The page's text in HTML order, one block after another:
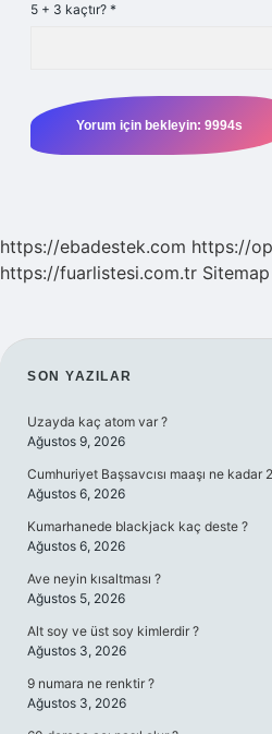
5 + 3 kaçtır? *
https://ebadestek.com https://
https://fuarlistesi.com.tr Sitemap
SIDEBAR
SON YAZILAR
Uzayda kaç atom var ?
Ağustos 9, 2026
Cumhuriyet Başsavcısı maaşı ne kadar
Ağustos 6, 2026
Kumarhanede blackjack kaç deste ?
Ağustos 6, 2026
Ave neyin kısaltması ?
Ağustos 5, 2026
Alt soy ve üst soy kimlerdir ?
Ağustos 3, 2026
9 numara ne renktir ?
Ağustos 3, 2026